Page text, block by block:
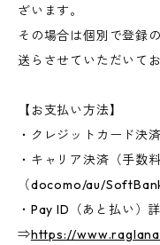
ざいます。
その場合は個別で登録
送らさせていただいてお
【お支払い方法】
・クレジットカード決
・キャリア決済（手数料
（docomo/au/
・Pay ID（あと払い）
⇒https://